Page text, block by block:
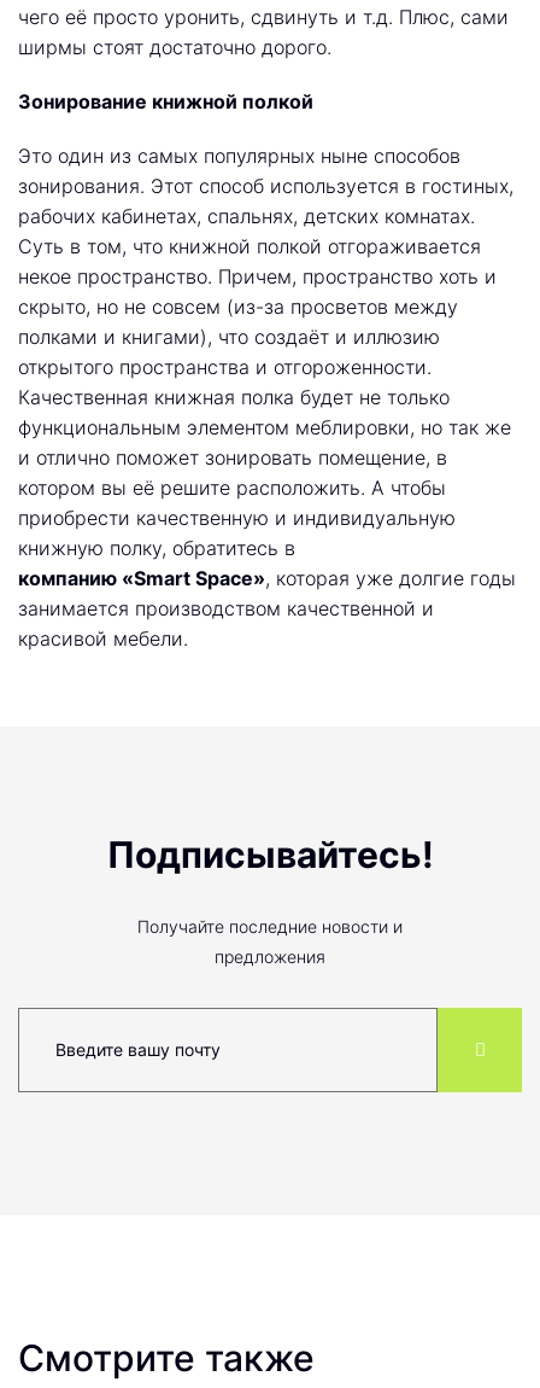
чего её просто уронить, сдвинуть и т.д. Плюс, сами
ширмы стоят достаточно дорого.
Зонирование книжной полкой
Это один из самых популярных ныне способов
зонирования. Этот способ используется в гостиных,
рабочих кабинетах, спальнях, детских комнатах.
Суть в том, что книжной полкой отгораживается
некое пространство. Причем, пространство хоть и
скрыто, но не совсем (из-за просветов между
полками и книгами), что создаёт и иллюзию
открытого пространства и отгороженности.
Качественная книжная полка будет не только
функциональным элементом меблировки, но так же
и отлично поможет зонировать помещение, в
котором вы её решите расположить. А чтобы
приобрести качественную и индивидуальную
книжную полку, обратитесь в
компанию «Smart Space», которая уже долгие годы
занимается производством качественной и
красивой мебели.
Подписывайтесь!
Получайте последние новости и
предложения
Смотрите также